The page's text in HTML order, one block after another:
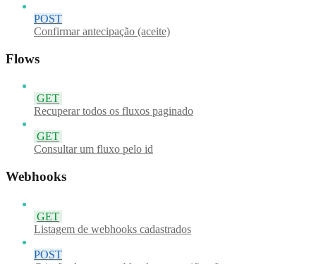
POST
Confirmar antecipação (aceite)
Flows
GET
Recuperar todos os fluxos paginado
GET
Consultar um fluxo pelo id
Webhooks
GET
Listagem de webhooks cadastrados
POST